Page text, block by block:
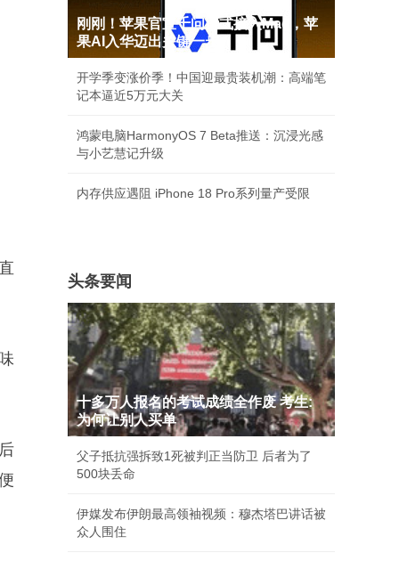
刚刚！苹果官宣千问正式接入Mac，苹
果AI入华迈出关键一步
开学季变涨价季！中国迎最贵装机潮：高端笔
记本逼近5万元大关
鸿蒙电脑HarmonyOS 7 Beta推送：沉浸光感
与小艺慧记升级
内存供应遇阻 iPhone 18 Pro系列量产受限
头条要闻
十多万人报名的考试成绩全作废 考生:
为何让别人买单
父子抵抗强拆致1死被判正当防卫 后者为了
500块丢命
伊媒发布伊朗最高领袖视频：穆杰塔巴讲话被
众人围住